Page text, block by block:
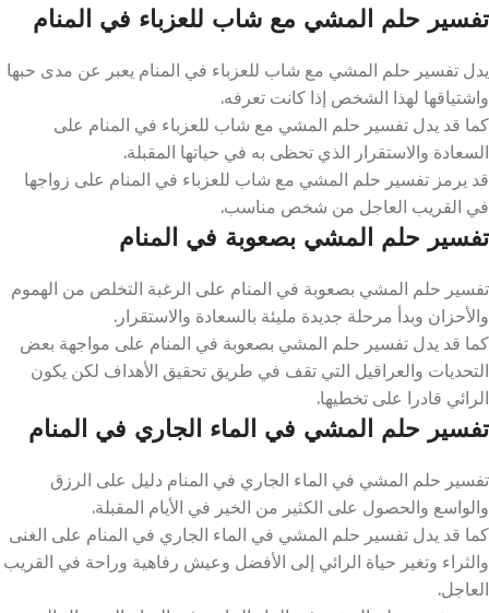
تفسير حلم المشي مع شاب للعزباء في المنام
يدل تفسير حلم المشي مع شاب للعزباء في المنام يعبر عن مدى حبها
واشتياقها لهذا الشخص إذا كانت تعرفه.
كما قد يدل تفسير حلم المشي مع شاب للعزباء في المنام على
السعادة والاستقرار الذي تحظى به في حياتها المقبلة.
قد يرمز تفسير حلم المشي مع شاب للعزباء في المنام على زواجها
في القريب العاجل من شخص مناسب.
تفسير حلم المشي بصعوبة في المنام
تفسير حلم المشي بصعوبة في المنام على الرغبة التخلص من الهموم
والأحزان وبدأ مرحلة جديدة مليئة بالسعادة والاستقرار.
كما قد يدل تفسير حلم المشي بصعوبة في المنام على مواجهة بعض
التحديات والعراقيل التي تقف في طريق تحقيق الأهداف لكن يكون
الرائي قادرا على تخطيها.
تفسير حلم المشي في الماء الجاري في المنام
تفسير حلم المشي في الماء الجاري في المنام دليل على الرزق
والواسع والحصول على الكثير من الخير في الأيام المقبلة.
كما قد يدل تفسير حلم المشي في الماء الجاري في المنام على الغنى
والثراء وتغير حياة الرائي إلى الأفضل وعيش رفاهية وراحة في القريب
العاجل.